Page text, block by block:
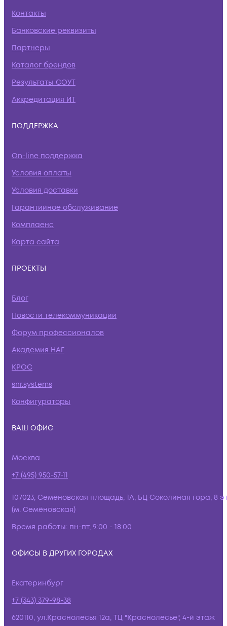
Контакты
Банковские реквизиты
Партнеры
Каталог брендов
Результаты СОУТ
Аккредитация ИТ
ПОДДЕРЖКА
On-line поддержка
Условия оплаты
Условия доставки
Гарантийное обслуживание
Комплаенс
Карта сайта
ПРОЕКТЫ
Блог
Новости телекоммуникаций
Форум профессионалов
Академия НАГ
КРОС
snr.systems
Конфигураторы
ВАШ ОФИС
Москва
+7 (495) 950-57-11
107023, Семёновская площадь, 1А, БЦ Соколиная гора, 8
(м. Семёновская)
Время работы: пн-пт, 9:00 - 18:00
ОФИСЫ В ДРУГИХ ГОРОДАХ
Екатеринбург
+7 (343) 379-98-38
620110, ул.Краснолесья 12а, ТЦ "Краснолесье", 4-й этаж